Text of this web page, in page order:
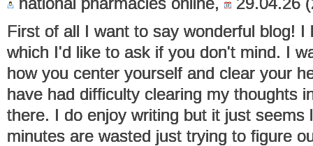
First of all I want to say wonderful blog! I
which I'd like to ask if you don't mind. I
how you center yourself and clear your
have had difficulty clearing my thoughts
there. I do enjoy writing but it just seems
minutes are wasted just trying to figure